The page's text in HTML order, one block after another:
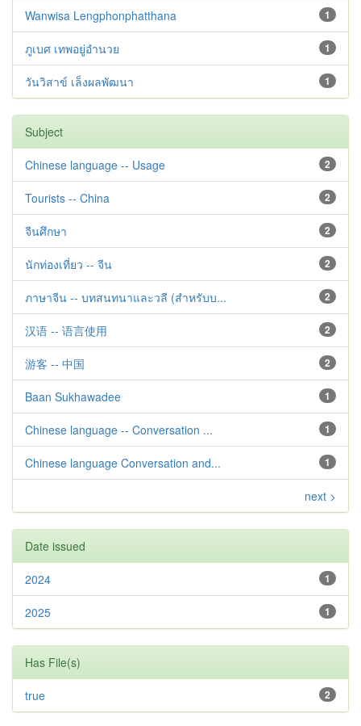
1
Wanwisa Lengphonphatthana
1
ภูเบศ เทพอยู่อำนวย
1
วันวิสาข์ เล็งผลพัฒนา
Subject
2
Chinese language -- Usage
2
Tourists -- China
2
จีนศึกษา
2
นักท่องเที่ยว -- จีน
2
ภาษาจีน -- บทสนทนาและวลี (สำหรับบ...
2
汉语 -- 语言使用
2
游客 -- 中国
1
Baan Sukhawadee
1
Chinese language -- Conversation ...
1
Chinese language Conversation and...
next >
Date issued
1
2024
1
2025
Has File(s)
2
true